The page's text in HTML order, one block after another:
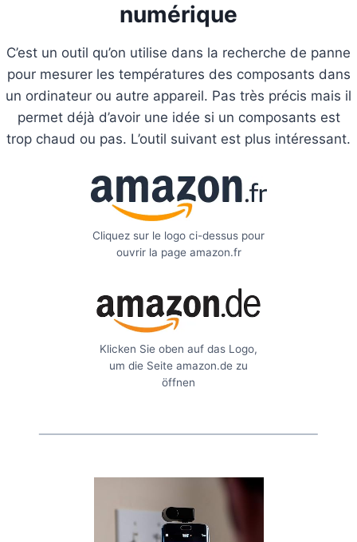
numérique
C’est un outil qu’on utilise dans la recherche de panne
pour mesurer les températures des composants dans
un ordinateur ou autre appareil. Pas très précis mais il
permet déjà d’avoir une idée si un composants est
trop chaud ou pas. L’outil suivant est plus intéressant.
Cliquez sur le logo ci-dessus pour
ouvrir la page amazon.fr
Klicken Sie oben auf das Logo,
um die Seite amazon.de zu
öffnen